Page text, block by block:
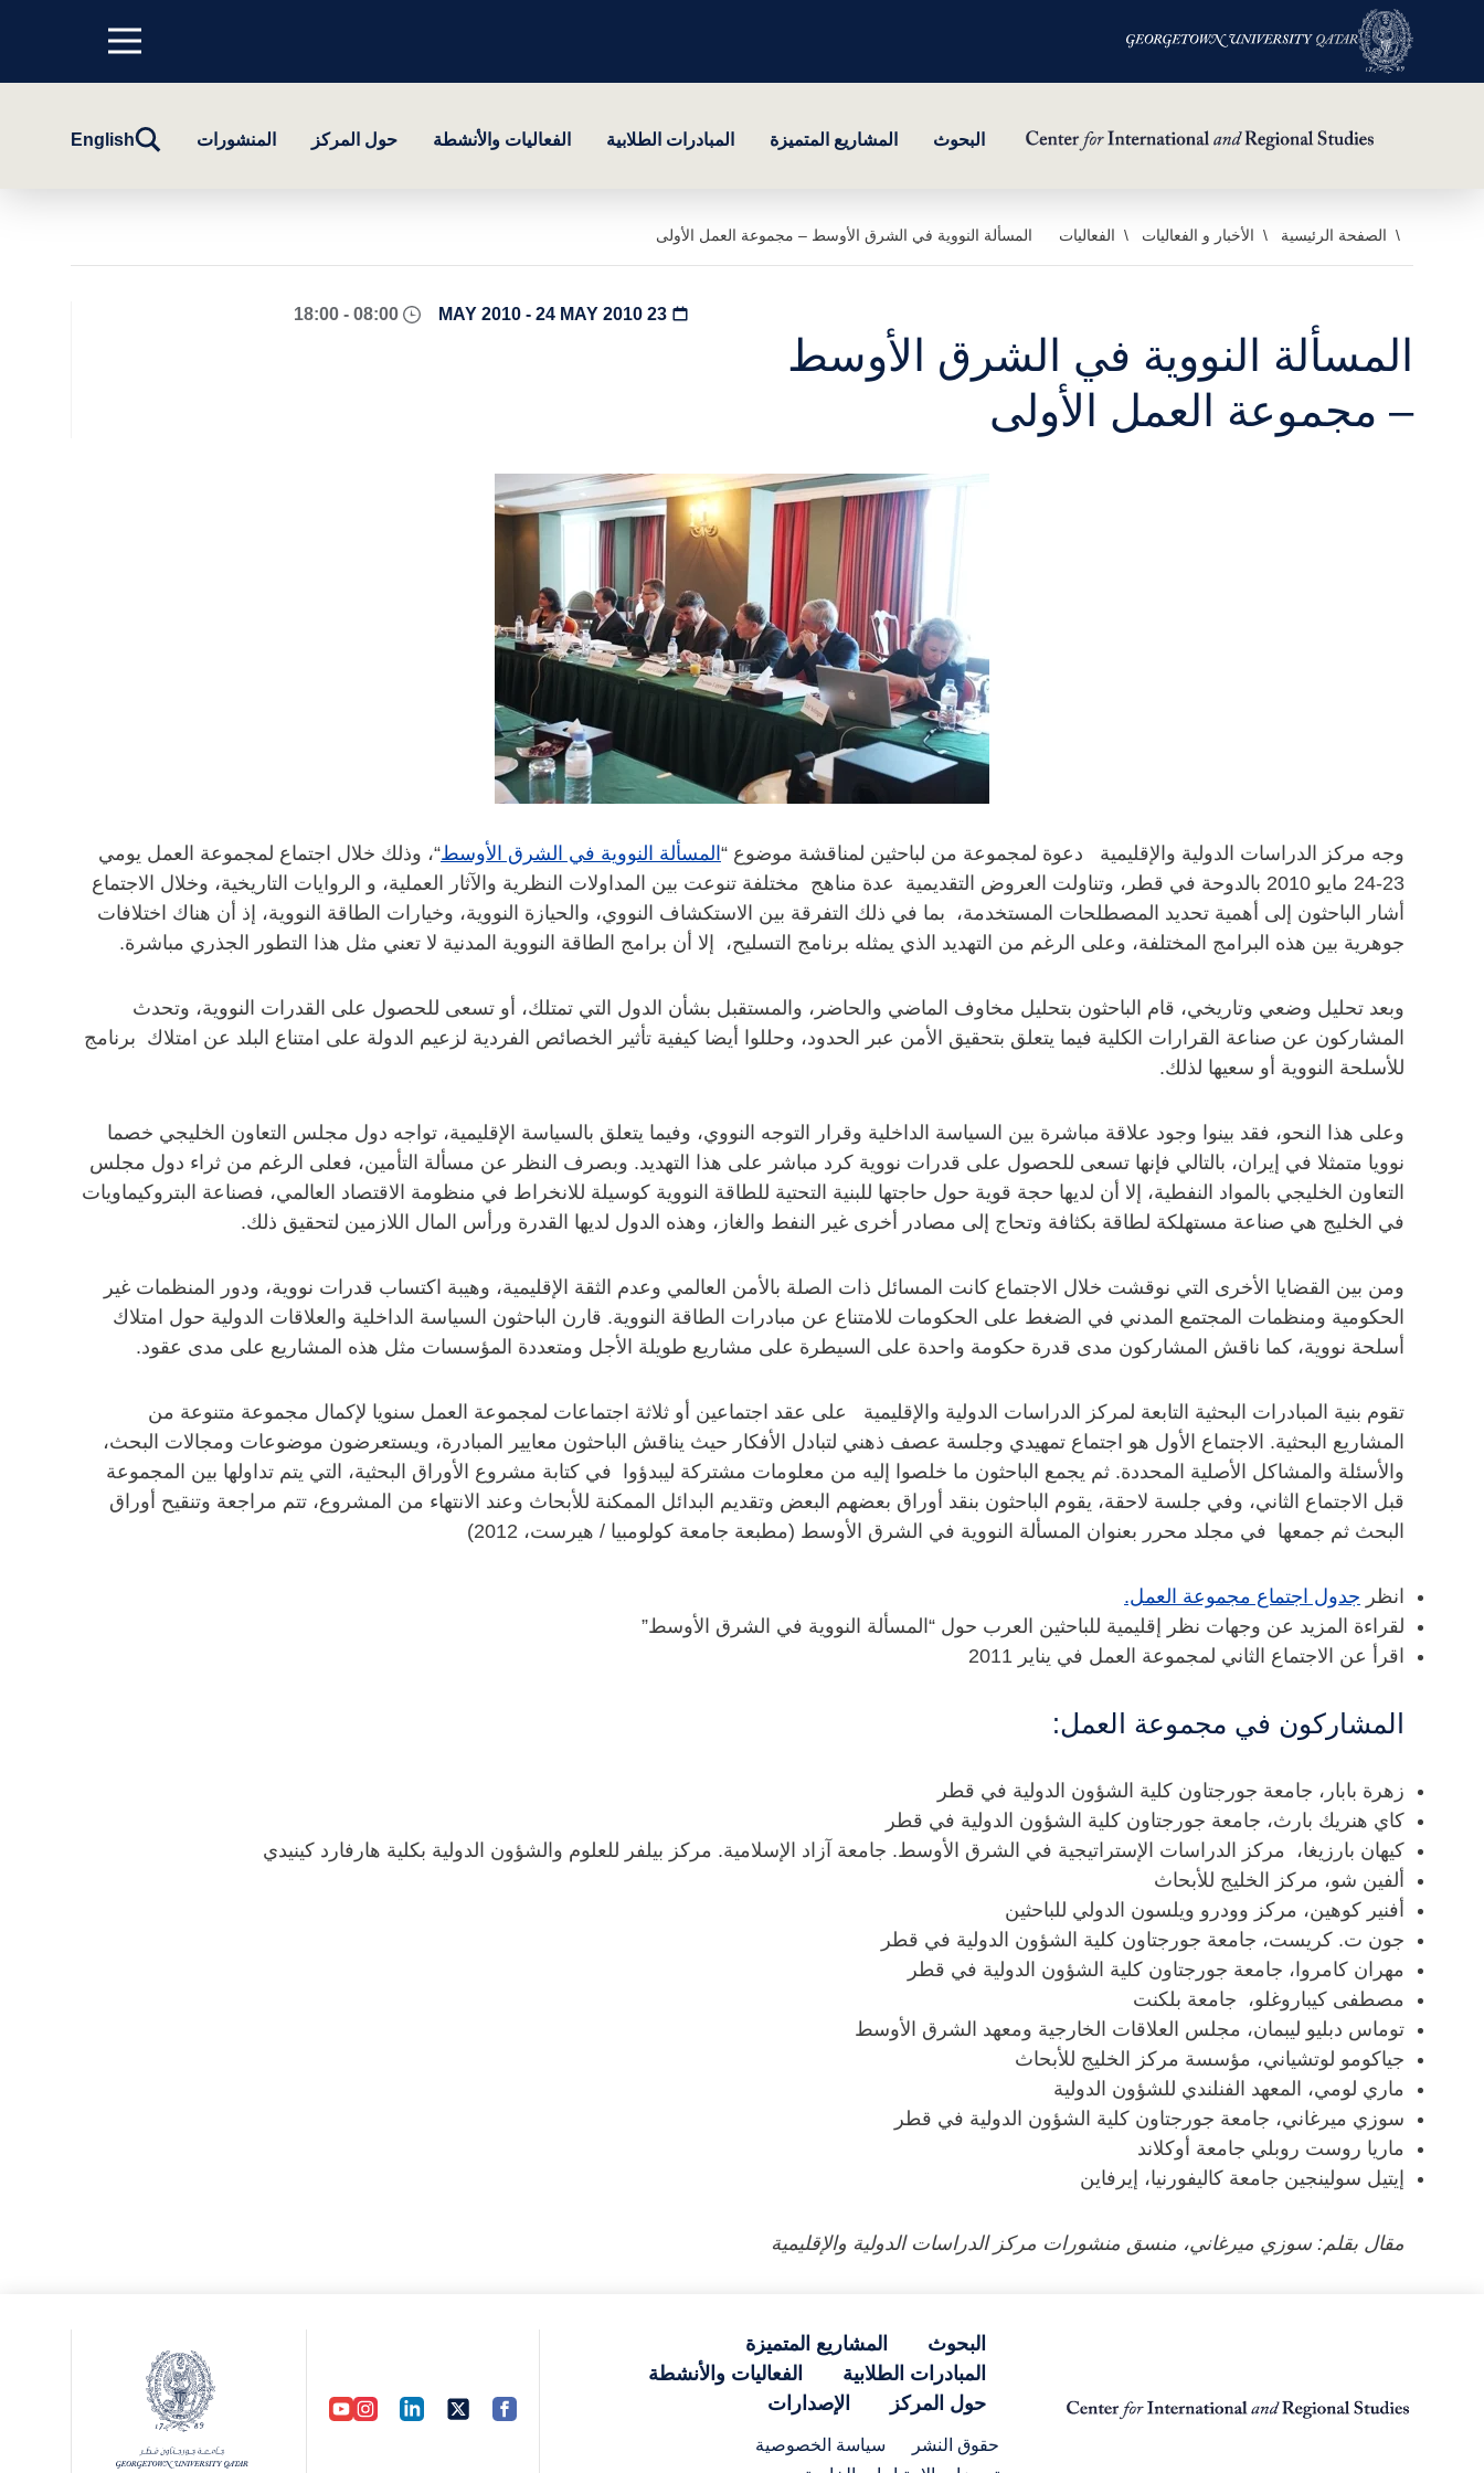
Menu
top
البحوث المشاريع المتميزة المبادرات الطلابية الفعاليات والأنشطة حول المركز المنشورات
تبديلEnglish
الصفحة الرئيسية الأخبار و الفعاليات الفعاليات المسألة النووية في الشرق الأوسط – مجموعة العمل الأولى
المسألة النووية في الشرق الأوسط
– مجموعة العمل الأولى
وجه مركز الدراسات الدولية والإقليمية دعوة لمجموعة من لباحثين لمناقشة موضوع “ المسألة النووية في الشرق الأوسط“، وذلك خلال اجتماع لمجموعة العمل يومي
23-24 مايو 2010 بالدوحة في قطر، وتناولت العروض التقديمية عدة مناهج مختلفة تنوعت بين المداولات النظرية والآثار العملية، و الروايات التاريخية، وخلال الاجتماع
أشار الباحثون إلى أهمية تحديد المصطلحات المستخدمة، بما في ذلك التفرقة بين الاستكشاف النووي، والحيازة النووية، وخيارات الطاقة النووية، إذ أن هناك اختلافات
جوهرية بين هذه البرامج المختلفة، وعلى الرغم من التهديد الذي يمثله برنامج التسليح، إلا أن برامج الطاقة النووية المدنية لا تعني مثل هذا التطور الجذري مباشرة.
وبعد تحليل وضعي وتاريخي، قام الباحثون بتحليل مخاوف الماضي والحاضر، والمستقبل بشأن الدول التي تمتلك، أو تسعى للحصول على القدرات النووية، وتحدث
المشاركون عن صناعة القرارات الكلية فيما يتعلق بتحقيق الأمن عبر الحدود، وحللوا أيضا كيفية تأثير الخصائص الفردية لزعيم الدولة على امتناع البلد عن امتلاك برنامج
للأسلحة النووية أو سعيها لذلك.
وعلى هذا النحو، فقد بينوا وجود علاقة مباشرة بين السياسة الداخلية وقرار التوجه النووي، وفيما يتعلق بالسياسة الإقليمية، تواجه دول مجلس التعاون الخليجي خصما
نوويا متمثلا في إيران، بالتالي فإنها تسعى للحصول على قدرات نووية كرد مباشر على هذا التهديد. وبصرف النظر عن مسألة التأمين، فعلى الرغم من ثراء دول مجلس
التعاون الخليجي بالمواد النفطية، إلا أن لديها حجة قوية حول حاجتها للبنية التحتية للطاقة النووية كوسيلة للانخراط في منظومة الاقتصاد العالمي، فصناعة البتروكيماويات
في الخليج هي صناعة مستهلكة لطاقة بكثافة وتحاج إلى مصادر أخرى غير النفط والغاز، وهذه الدول لديها القدرة ورأس المال اللازمين لتحقيق ذلك.
ومن بين القضايا الأخرى التي نوقشت خلال الاجتماع كانت المسائل ذات الصلة بالأمن العالمي وعدم الثقة الإقليمية، وهيبة اكتساب قدرات نووية، ودور المنظمات غير
الحكومية ومنظمات المجتمع المدني في الضغط على الحكومات للامتناع عن مبادرات الطاقة النووية. قارن الباحثون السياسة الداخلية والعلاقات الدولية حول امتلاك
أسلحة نووية، كما ناقش المشاركون مدى قدرة حكومة واحدة على السيطرة على مشاريع طويلة الأجل ومتعددة المؤسسات مثل هذه المشاريع على مدى عقود.
تقوم بنية المبادرات البحثية التابعة لمركز الدراسات الدولية والإقليمية على عقد اجتماعين أو ثلاثة اجتماعات لمجموعة العمل سنويا لإكمال مجموعة متنوعة من
المشاريع البحثية. الاجتماع الأول هو اجتماع تمهيدي وجلسة عصف ذهني لتبادل الأفكار حيث يناقش الباحثون معايير المبادرة، ويستعرضون موضوعات ومجالات البحث،
والأسئلة والمشاكل الأصلية المحددة. ثم يجمع الباحثون ما خلصوا إليه من معلومات مشتركة ليبدؤوا في كتابة مشروع الأوراق البحثية، التي يتم تداولها بين المجموعة
قبل الاجتماع الثاني، وفي جلسة لاحقة، يقوم الباحثون بنقد أوراق بعضهم البعض وتقديم البدائل الممكنة للأبحاث وعند الانتهاء من المشروع، تتم مراجعة وتنقيح أوراق
البحث ثم جمعها في مجلد محرر بعنوان المسألة النووية في الشرق الأوسط (مطبعة جامعة كولومبيا / هيرست، 2012)
انظر جدول اجتماع مجموعة العمل.
لقراءة المزيد عن وجهات نظر إقليمية للباحثين العرب حول “المسألة النووية في الشرق الأوسط”
اقرأ عن الاجتماع الثاني لمجموعة العمل في يناير 2011
المشاركون في مجموعة العمل:
زهرة بابار، جامعة جورجتاون كلية الشؤون الدولية في قطر
كاي هنريك بارث، جامعة جورجتاون كلية الشؤون الدولية في قطر
كيهان بارزيغا، مركز الدراسات الإستراتيجية في الشرق الأوسط. جامعة آزاد الإسلامية. مركز بيلفر للعلوم والشؤون الدولية بكلية هارفارد كينيدي
ألفين شو، مركز الخليج للأبحاث
أفنير كوهين، مركز وودرو ويلسون الدولي للباحثين
جون ت. كريست، جامعة جورجتاون كلية الشؤون الدولية في قطر
مهران كامروا، جامعة جورجتاون كلية الشؤون الدولية في قطر
مصطفى كيباروغلو، جامعة بلكنت
توماس دبليو ليبمان، مجلس العلاقات الخارجية ومعهد الشرق الأوسط
جياكومو لوتشياني، مؤسسة مركز الخليج للأبحاث
ماري لومي، المعهد الفنلندي للشؤون الدولية
سوزي ميرغاني، جامعة جورجتاون كلية الشؤون الدولية في قطر
ماريا روست روبلي جامعة أوكلاند
إيتيل سولينجين جامعة كاليفورنيا، إيرفاين
مقال بقلم: سوزي ميرغاني، منسق منشورات مركز الدراسات الدولية والإقليمية
البحوث
المشاريع المتميزة
المبادرات الطلابية
الفعاليات والأنشطة
حول المركز
الإصدارات
حقوق النشر
سياسة الخصوصية